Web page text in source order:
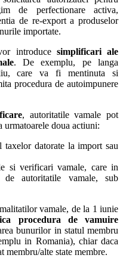
de perfectionare activa,
de re-export a produselor
importate.
introduce simplificari ale
. De exemplu, pe langa
care va fi mentinuta si
procedura de autoimpunere
, autoritatile vamale pot
urmatoarele doua actiuni:
taxelor datorate la import sau
si verificari vamale, care in
autoritatile vamale, sub
vamale, de la 1 iunie
procedura de vamuire
bunurilor in statul membru
in Romania), chiar daca
membru/alte state membre.